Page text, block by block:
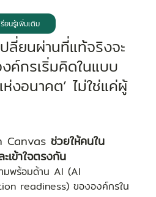
รียนรู้เพิ่มเติม
ลี่ยนผ่านที่แท้จริงจะ
ค์กรเริ่มคิดในแบบ
งอนาคต’ ไม่ใช่แค่ผู้
Canvas ช่วยให้คนใน
เข้าใจตรงกัน
ามพร้อมด้าน AI (AI
readiness) ขององค์กรใน